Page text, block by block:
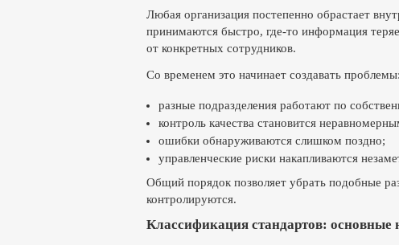
Любая организация постепенно обрастает
принимаются быстро, где-то информация
от конкретных сотрудников.
Со временем это начинает создавать проблемы:
разные подразделения работают по
контроль качества становится
ошибки обнаруживаются слишком поздно;
управленческие риски накапливаются
Общий порядок позволяет убрать подобные
контролируются.
Классификация стандартов: основные